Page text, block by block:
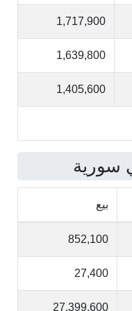
1,717,900
1,639,800
1,405,600
سورية
بيع
852,100
27,400
27,399,600